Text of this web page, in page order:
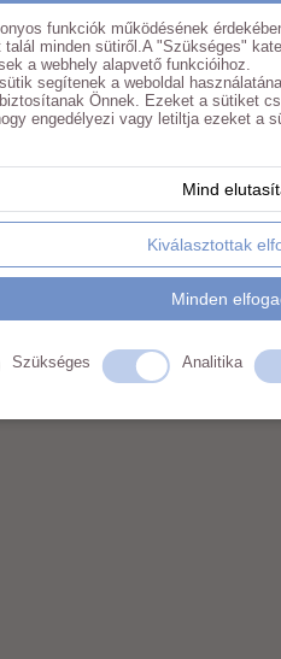
nyilatkozatban
foglaltak szerint
funkciók működésének
minden sütiről.A "Szükséges"
a webhely alapvető funkcióihoz.
segítenek a weboldal
Önnek. Ezeket a sütiket
engedélyezi vagy letiltja ezeket a
Mind
Kiválasztottak
Minden
Szükséges Analitika